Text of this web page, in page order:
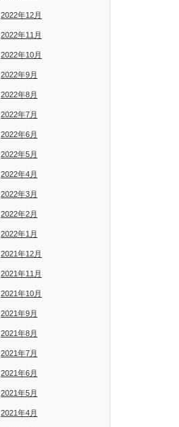
2022年12月
2022年11月
2022年10月
2022年9月
2022年8月
2022年7月
2022年6月
2022年5月
2022年4月
2022年3月
2022年2月
2022年1月
2021年12月
2021年11月
2021年10月
2021年9月
2021年8月
2021年7月
2021年6月
2021年5月
2021年4月